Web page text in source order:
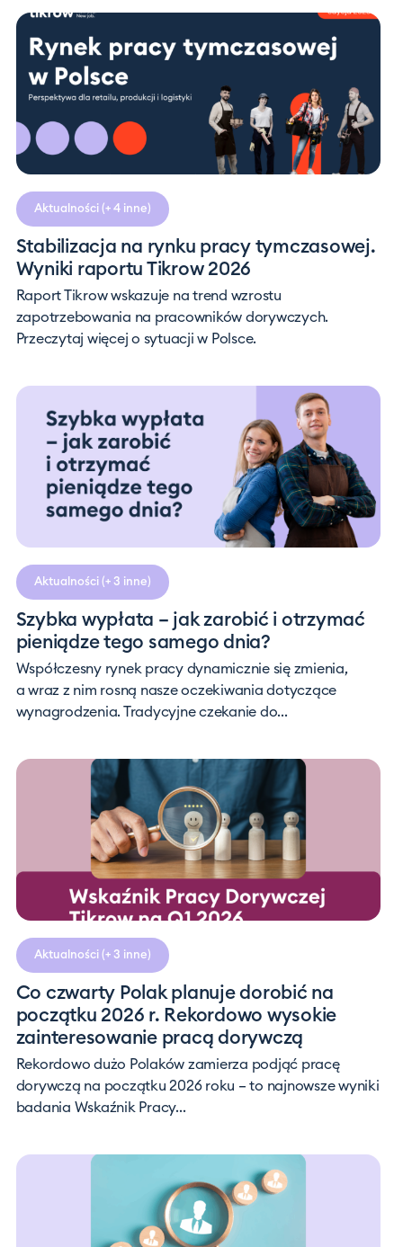
Aktualności (+ 4 inne)
Stabilizacja na rynku pracy tymczasowej.
Wyniki raportu Tikrow 2026
Raport Tikrow wskazuje na trend wzrostu
zapotrzebowania na pracowników dorywczych.
Przeczytaj więcej o sytuacji w Polsce.
Aktualności (+ 3 inne)
Szybka wypłata – jak zarobić i otrzymać
pieniądze tego samego dnia?
Współczesny rynek pracy dynamicznie się zmienia,
a wraz z nim rosną nasze oczekiwania dotyczące
wynagrodzenia. Tradycyjne czekanie do...
Aktualności (+ 3 inne)
Co czwarty Polak planuje dorobić na
początku 2026 r. Rekordowo wysokie
zainteresowanie pracą dorywczą
Rekordowo dużo Polaków zamierza podjąć pracę
dorywczą na początku 2026 roku – to najnowsze wyniki
badania Wskaźnik Pracy...